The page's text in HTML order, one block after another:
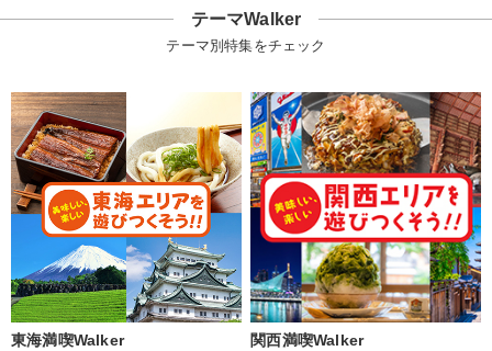
テーマWalker
テーマ別特集をチェック
東海満喫Walker 関西満喫Walker